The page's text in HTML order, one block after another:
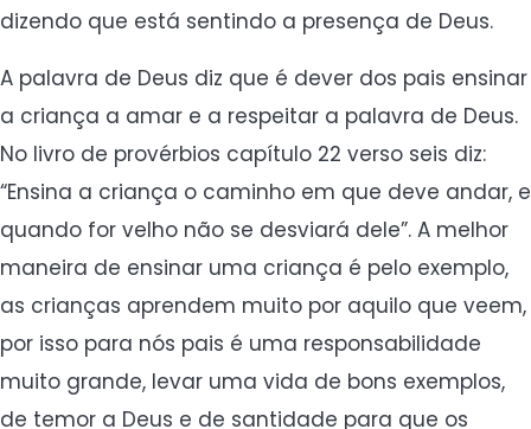
dizendo que está sentindo a presença de Deus.
A palavra de Deus diz que é dever dos pais ensinar
a criança a amar e a respeitar a palavra de Deus.
No livro de provérbios capítulo 22 verso seis diz:
“Ensina a criança o caminho em que deve andar, e
quando for velho não se desviará dele”. A melhor
maneira de ensinar uma criança é pelo exemplo,
as crianças aprendem muito por aquilo que veem,
por isso para nós pais é uma responsabilidade
muito grande, levar uma vida de bons exemplos,
de temor a Deus e de santidade para que os